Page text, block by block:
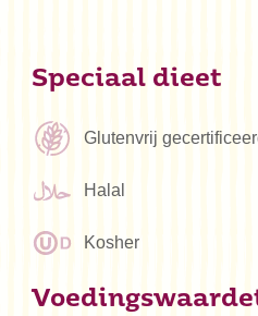
Speciaal dieet
Glutenvrij
Halal
Kosher